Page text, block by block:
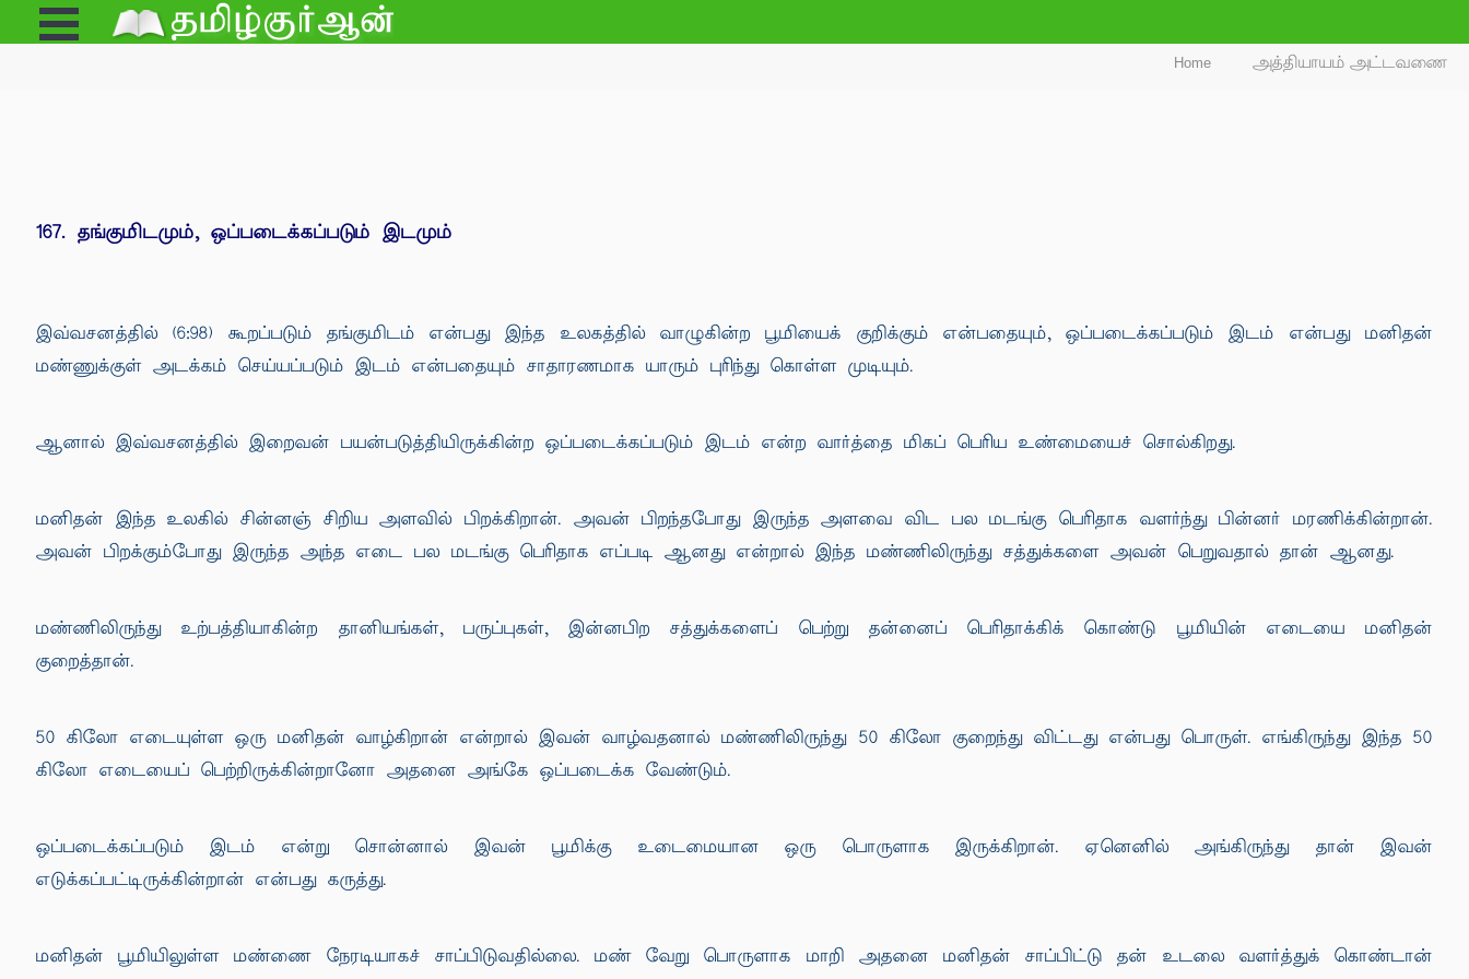
Open
Menu
Home அத்தியாயம் அட்டவணை
167. தங்குமிடமும், ஒப்படைக்கப்படும் இடமும்
இவ்வசனத்தில் (6:98) கூறப்படும் தங்குமிடம் என்பது இந்த உலகத்தில் வாழுகின்ற பூமியைக் குறிக்கும் என்பதையும், ஒப்படைக்கப்படும் இடம் என்பது மனிதன்
மண்ணுக்குள் அடக்கம் செய்யப்படும் இடம் என்பதையும் சாதாரணமாக யாரும் புரிந்து கொள்ள முடியும்.
ஆனால் இவ்வசனத்தில் இறைவன் பயன்படுத்தியிருக்கின்ற ஒப்படைக்கப்படும் இடம் என்ற வார்த்தை மிகப் பெரிய உண்மையைச் சொல்கிறது.
மனிதன் இந்த உலகில் சின்னஞ் சிறிய அளவில் பிறக்கிறான். அவன் பிறந்தபோது இருந்த அளவை விட பல மடங்கு பெரிதாக வளர்ந்து பின்னர் மரணிக்கின்றான்.
அவன் பிறக்கும்போது இருந்த அந்த எடை பல மடங்கு பெரிதாக எப்படி ஆனது என்றால் இந்த மண்ணிலிருந்து சத்துக்களை அவன் பெறுவதால் தான் ஆனது.
மண்ணிலிருந்து உற்பத்தியாகின்ற தானியங்கள், பருப்புகள், இன்னபிற சத்துக்களைப் பெற்று தன்னைப் பெரிதாக்கிக் கொண்டு பூமியின் எடையை மனிதன்
குறைத்தான்.
50 கிலோ எடையுள்ள ஒரு மனிதன் வாழ்கிறான் என்றால் இவன் வாழ்வதனால் மண்ணிலிருந்து 50 கிலோ குறைந்து விட்டது என்பது பொருள். எங்கிருந்து இந்த 50
கிலோ எடையைப் பெற்றிருக்கின்றானோ அதனை அங்கே ஒப்படைக்க வேண்டும்.
ஒப்படைக்கப்படும் இடம் என்று சொன்னால் இவன் பூமிக்கு உடைமையான ஒரு பொருளாக இருக்கிறான். ஏனெனில் அங்கிருந்து தான் இவன்
எடுக்கப்பட்டிருக்கின்றான் என்பது கருத்து.
மனிதன் பூமியிலுள்ள மண்ணை நேரடியாகச் சாப்பிடுவதில்லை. மண் வேறு பொருளாக மாறி அதனை மனிதன் சாப்பிட்டு தன் உடலை வளர்த்துக் கொண்டான்